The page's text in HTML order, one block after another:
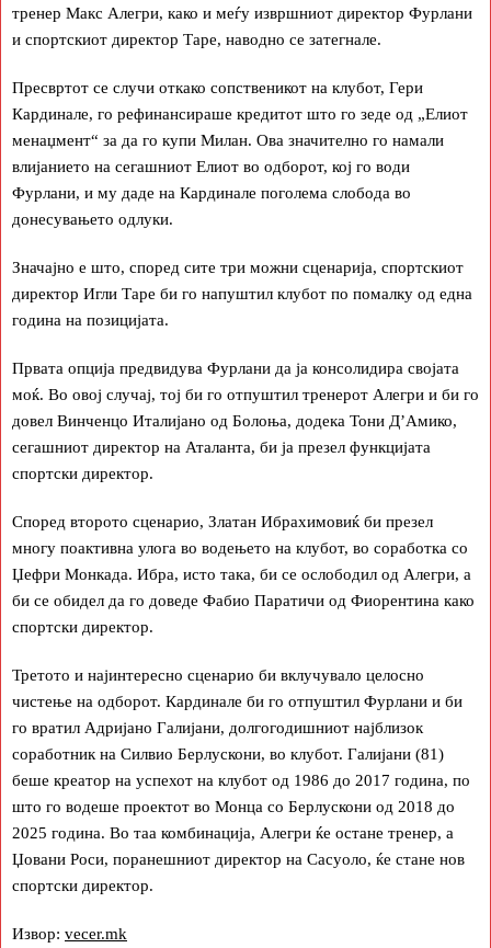
тренер Макс Алегри, како и меѓу извршниот директор Фурлани
и спортскиот директор Таре, наводно се затегнале.
Пресвртот се случи откако сопственикот на клубот, Гери
Кардинале, го рефинансираше кредитот што го зеде од „Елиот
менаџмент“ за да го купи Милан. Ова значително го намали
влијанието на сегашниот Елиот во одборот, кој го води
Фурлани, и му даде на Кардинале поголема слобода во
донесувањето одлуки.
Значајно е што, според сите три можни сценарија, спортскиот
директор Игли Таре би го напуштил клубот по помалку од една
година на позицијата.
Првата опција предвидува Фурлани да ја консолидира својата
моќ. Во овој случај, тој би го отпуштил тренерот Алегри и би го
довел Винченцо Италијано од Болоња, додека Тони Д’Амико,
сегашниот директор на Аталанта, би ја презел функцијата
спортски директор.
Според второто сценарио, Златан Ибрахимовиќ би презел
многу поактивна улога во водењето на клубот, во соработка со
Џефри Монкада. Ибра, исто така, би се ослободил од Алегри, а
би се обидел да го доведе Фабио Паратичи од Фиорентина како
спортски директор.
Третото и најинтересно сценарио би вклучувало целосно
чистење на одборот. Кардинале би го отпуштил Фурлани и би
го вратил Адријано Галијани, долгогодишниот најблизок
соработник на Силвио Берлускони, во клубот. Галијани (81)
беше креатор на успехот на клубот од 1986 до 2017 година, по
што го водеше проектот во Монца со Берлускони од 2018 до
2025 година. Во таа комбинација, Алегри ќе остане тренер, а
Џовани Роси, поранешниот директор на Сасуоло, ќе стане нов
спортски директор.
Извор: vecer.mk